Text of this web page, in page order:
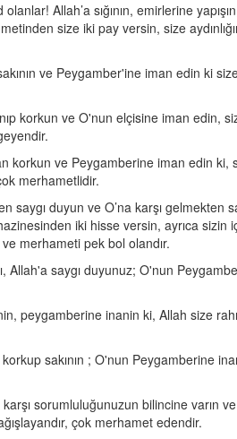
Allah’a sığının, emirlerine
size iki pay versin, size
ve Peygamber'ine iman edin ki
korkun ve O'nun elçisine iman edin,
korkun ve Peygamberine iman edin
merhametlidir.
saygı duyun ve O’na karşı
iki hisse versin, ayrıca
merhameti pek bol olandır.
Allah'a saygı duyunuz; O'nun
peygamberine inanin ki, Allah size
sakının ; O'nun Peygamberine
sorumluluğunuzun bilincine varın
çok merhamet edendir.